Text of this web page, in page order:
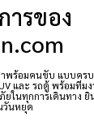
ารของ
าพร้อมคนขับ แบบคร
และ รถตู้ พร้อมที
ยในทุกการเดินทาง
วันหยุด